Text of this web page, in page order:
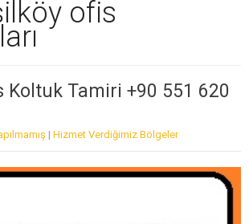
ofis
Koltuk Tamiri +90 551 620
| Hizmet Verdiğimiz Bölgeler